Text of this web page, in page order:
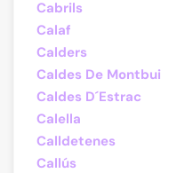
Cabrils
Calaf
Calders
Caldes De Montbui
Caldes D´Estrac
Calella
Calldetenes
Callús